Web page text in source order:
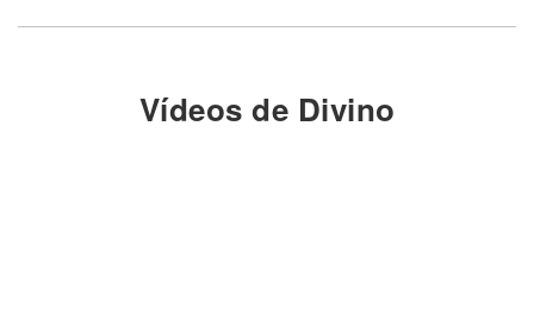
Vídeos de Divino